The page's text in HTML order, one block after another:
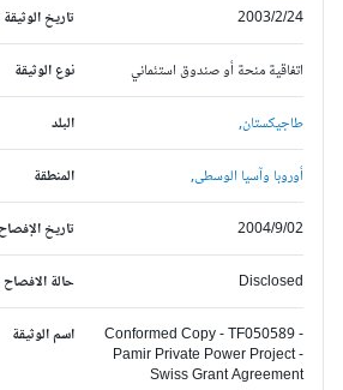
تاريخ الوثيقة 2003/2/24
نوع الوثيقة اتفاقية منحة أو صندوق استئماني
البلد طاجيكستان,
المنطقة أوروبا وآسيا الوسطى,
تاريخ الإفصاح 2004/9/02
حالة الافصاح Disclosed
اسم الوثيقة
Conformed Copy - TF050589 -
Pamir Private Power Project -
Swiss Grant Agreement